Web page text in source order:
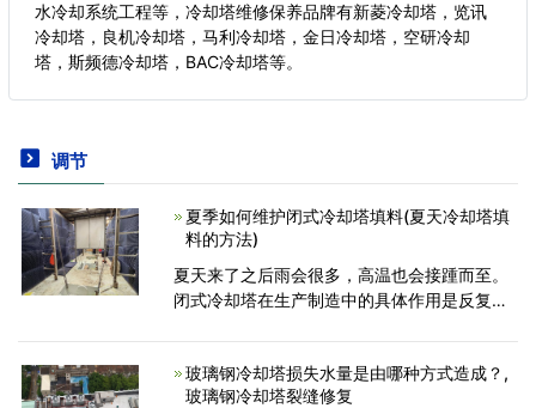
水冷却系统工程等，冷却塔维修保养品牌有新菱冷却塔，览讯
冷却塔，良机冷却塔，马利冷却塔，金日冷却塔，空研冷却
塔，斯频德冷却塔，BAC冷却塔等。
调节
夏季如何维护闭式冷却塔填料(夏天冷却塔填
料的方法)
夏天来了之后雨会很多，高温也会接踵而至。
闭式冷却塔在生产制造中的具体作用是反复进
大，酸雨的危害和
玻璃钢冷却塔损失水量是由哪种方式造成？,
玻璃钢冷却塔裂缝修复